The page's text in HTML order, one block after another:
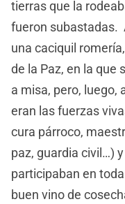
tierras que la
fueron subastadas.
una caciquil
de la Paz, en la que
a misa, pero, luego,
eran las fuerzas
cura párroco,
paz, guardia civil…)
participaban en
buen vino de